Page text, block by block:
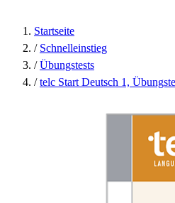
Startseite
/ Schnelleinstieg
/ Übungstests
/ telc Start Deutsch 1,